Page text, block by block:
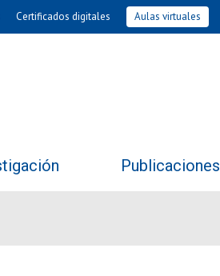
Certificados digitales Aulas virtuales
Publicaciones